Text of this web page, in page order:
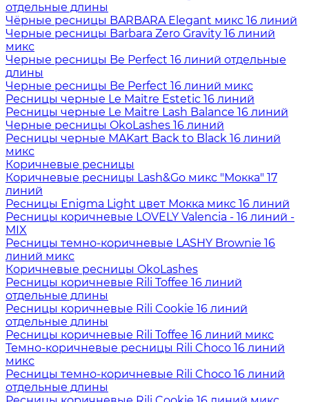
отдельные длины
Чёрные ресницы BARBARA Elegant микс 16 линий
Черные ресницы Barbara Zero Gravity 16 линий
микс
Черные ресницы Be Perfect 16 линий отдельные
длины
Черные ресницы Be Perfect 16 линий микс
Ресницы черные Le Maitre Estetic 16 линий
Ресницы черные Le Maitre Lash Balance 16 линий
Черные ресницы OkoLashes 16 линий
Ресницы черные MAKart Back to Black 16 линий
микс
Коричневые ресницы
Коричневые ресницы Lash&Go микс "Мокка" 17
линий
Ресницы Enigma Light цвет Мокка микс 16 линий
Ресницы коричневые LOVELY Valencia - 16 линий -
MIX
Ресницы темно-коричневые LASHY Brownie 16
линий микс
Коричневые ресницы OkoLashes
Ресницы коричневые Rili Toffee 16 линий
отдельные длины
Ресницы коричневые Rili Cookie 16 линий
отдельные длины
Ресницы коричневые Rili Toffee 16 линий микс
Темно-коричневые ресницы Rili Choco 16 линий
микс
Ресницы темно-коричневые Rili Choco 16 линий
отдельные длины